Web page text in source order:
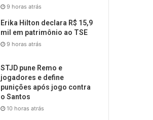
9 horas atrás
Erika Hilton declara R$ 15,9
mil em patrimônio ao TSE
9 horas atrás
STJD pune Remo e
jogadores e define
punições após jogo contra
o Santos
10 horas atrás